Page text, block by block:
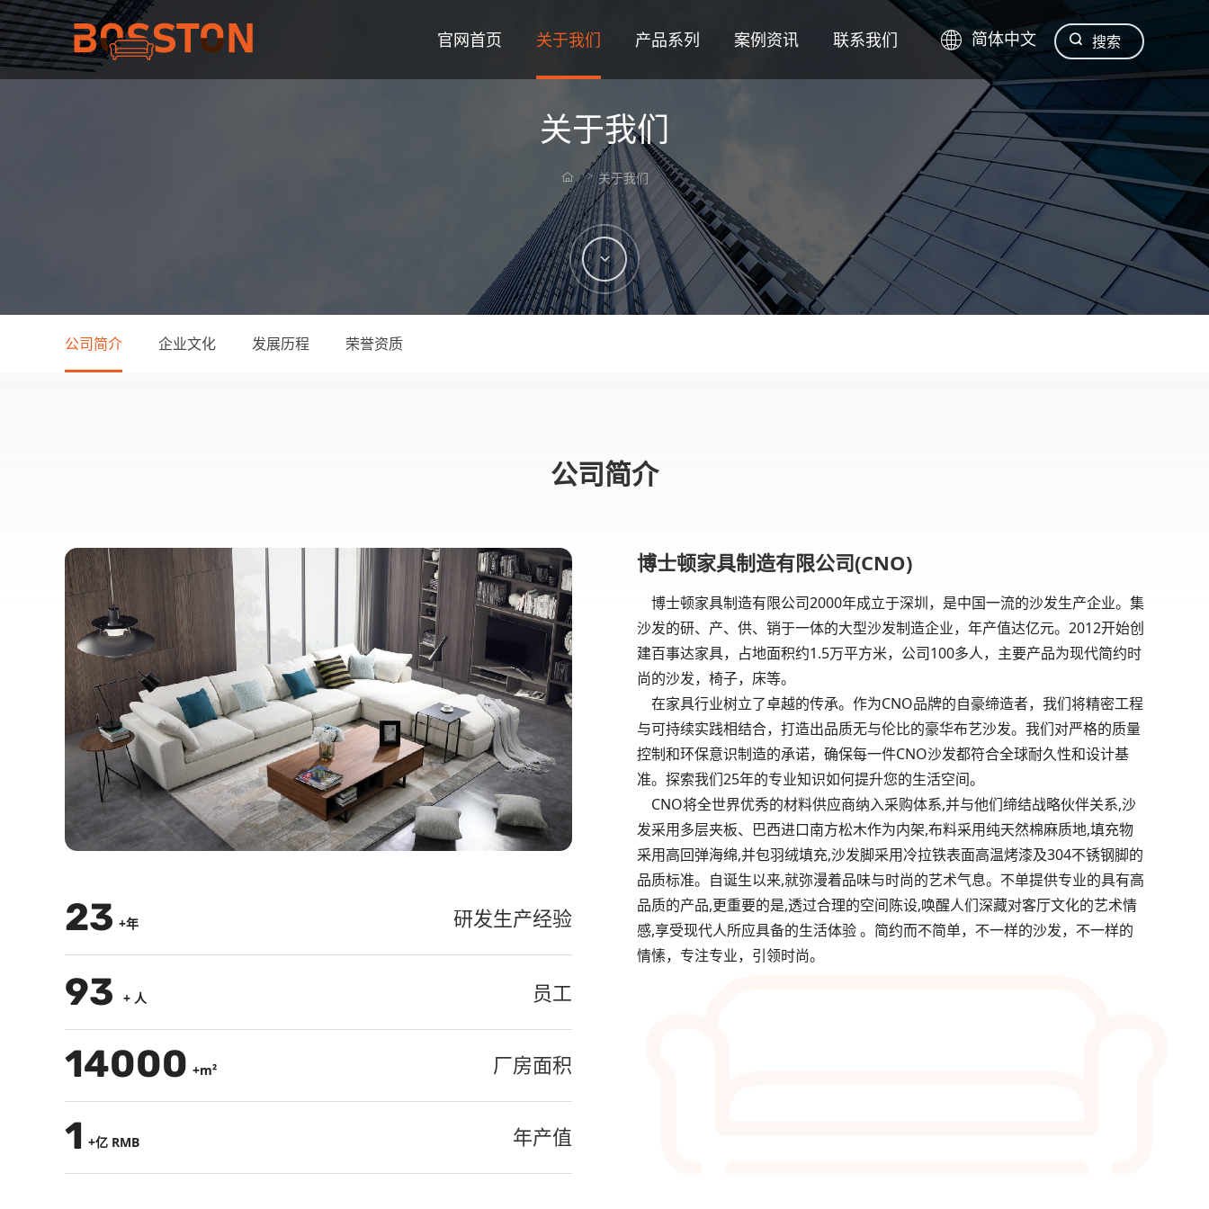
简体中文
官网首页 关于我们 产品系列 案例资讯 联系我们
关于我们
关于我们
公司简介 企业文化 发展历程 荣誉资质
公司简介
25 +年 研发生产经验
100 + 人 员工
15000 +m² 厂房面积
1 +亿 RMB 年产值
博士顿家具制造有限公司(CNO)
博士顿家具制造有限公司2000年成立于深圳，是中国一流的沙发生产企业。集
沙发的研、产、供、销于一体的大型沙发制造企业，年产值达亿元。2012开始创
建百事达家具，占地面积约1.5万平方米，公司100多人，主要产品为现代简约时
尚的沙发，椅子，床等。
在家具行业树立了卓越的传承。作为CNO品牌的自豪缔造者，我们将精密工程
与可持续实践相结合，打造出品质无与伦比的豪华布艺沙发。我们对严格的质量
控制和环保意识制造的承诺，确保每一件CNO沙发都符合全球耐久性和设计基
准。探索我们25年的专业知识如何提升您的生活空间。
CNO将全世界优秀的材料供应商纳入采购体系,并与他们缔结战略伙伴关系,沙
发采用多层夹板、巴西进口南方松木作为内架,布料采用纯天然棉麻质地,填充物
采用高回弹海绵,并包羽绒填充,沙发脚采用冷拉铁表面高温烤漆及304不锈钢脚的
品质标准。自诞生以来,就弥漫着品味与时尚的艺术气息。不单提供专业的具有高
品质的产品,更重要的是,透过合理的空间陈设,唤醒人们深藏对客厅文化的艺术情
感,享受现代人所应具备的生活体验 。简约而不简单，不一样的沙发，不一样的
情愫，专注专业，引领时尚。